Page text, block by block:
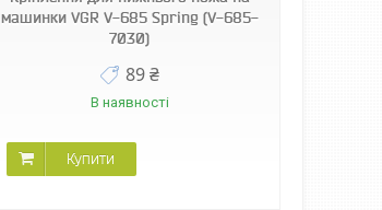
машинки VGR V-685 Spring (V-685-
7030)
89 ₴
В наявності
Купити